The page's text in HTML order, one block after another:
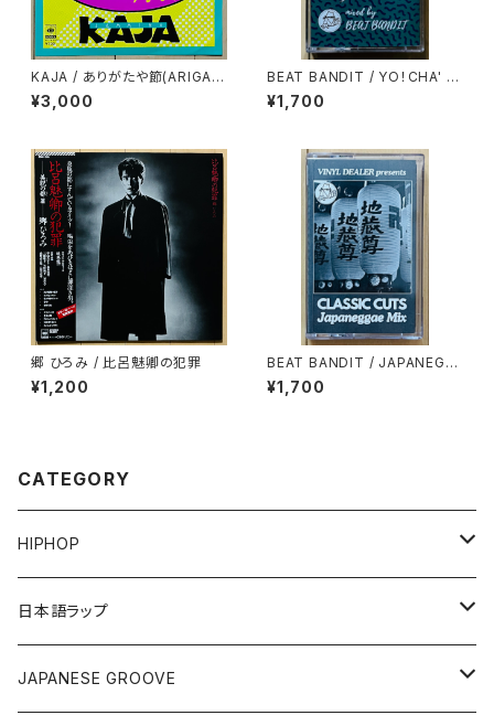
KAJA / ありがたや節(ARIGAT
AYA-BUSHI)
¥3,000
BEAT BANDIT / YO！CHA' R
APS
¥1,700
郷 ひろみ / 比呂魅卿の犯罪
¥1,200
BEAT BANDIT / JAPANEGG
AE MIX(CLASSIC CUTS)
¥1,700
CATEGORY
HIPHOP
12"/7"
80'S OLD SCHOOL
LP
日本語ラップ
12"/7"
JAPANESE GROOVE